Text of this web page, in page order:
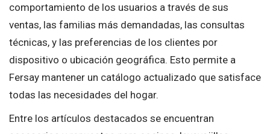
comportamiento de los usuarios a través de sus
ventas, las familias más demandadas, las consultas
técnicas, y las preferencias de los clientes por
dispositivo o ubicación geográfica. Esto permite a
Fersay mantener un catálogo actualizado que satisface
todas las necesidades del hogar.
Entre los artículos destacados se encuentran